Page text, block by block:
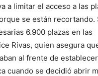
a limitar el acceso a las
se están recortando.
6.900 plazas en las
Rivas, quien asegura
al frente de
cuando se decidió abrir